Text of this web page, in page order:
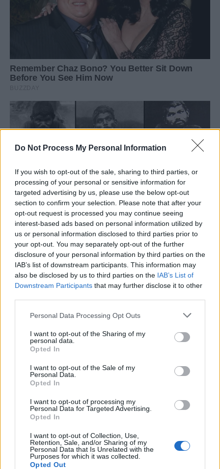
Do Not Process My Personal Information
If you wish to opt-out of the sale, sharing to third parties, or
processing of your personal or sensitive information for
targeted advertising by us, please use the below opt-out
section to confirm your selection. Please note that after your
opt-out request is processed you may continue seeing
interest-based ads based on personal information utilized by
us or personal information disclosed to third parties prior to
your opt-out. You may separately opt-out of the further
disclosure of your personal information by third parties on the
IAB’s list of downstream participants. This information may
also be disclosed by us to third parties on the IAB’s List of
Downstream Participants that may further disclose it to other
Personal Data Processing Opt Outs
I want to opt-out of the Sharing of my
personal data.
Opted In
I want to opt-out of the Sale of my
Personal Data.
Opted In
I want to opt-out of processing my
Personal Data for Targeted Advertising.
Opted In
I want to opt-out of Collection, Use,
Retention, Sale, and/or Sharing of my
Personal Data that Is Unrelated with the
Purposes for which it was collected.
Opted Out